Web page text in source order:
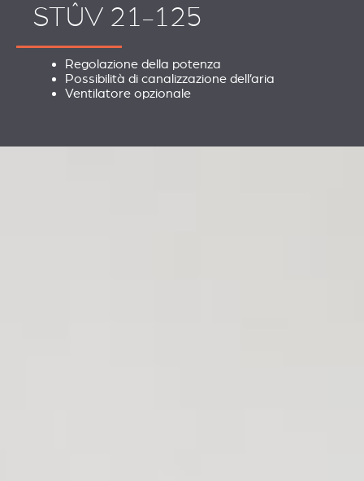
STÛV 21-125
Regolazione della potenza
Possibilità di canalizzazione dell’aria
Ventilatore opzionale